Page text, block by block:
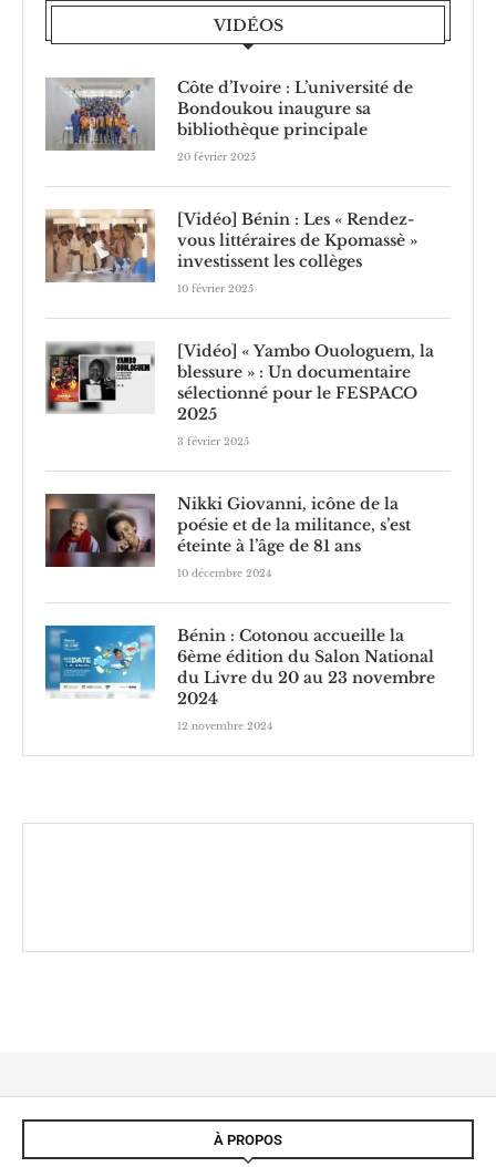
VIDÉOS
Côte d’Ivoire : L’université de
Bondoukou inaugure sa
bibliothèque principale
20 février 2025
[Vidéo] Bénin : Les « Rendez-
vous littéraires de Kpomassè »
investissent les collèges
10 février 2025
[Vidéo] « Yambo Ouologuem, la
blessure » : Un documentaire
sélectionné pour le FESPACO
2025
3 février 2025
Nikki Giovanni, icône de la
poésie et de la militance, s’est
éteinte à l’âge de 81 ans
10 décembre 2024
Bénin : Cotonou accueille la
6ème édition du Salon National
du Livre du 20 au 23 novembre
2024
12 novembre 2024
À PROPOS